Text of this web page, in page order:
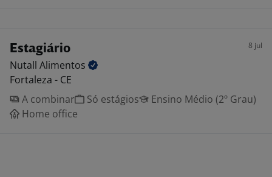
Estagiário 8 jul
Nutall Alimentos
Fortaleza - CE
A combinar
Só estágios
Ensino Médio (2º Grau)
Home office